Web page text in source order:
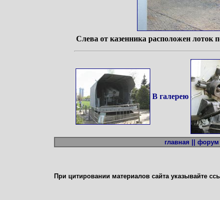
Слева от казенника расположен лоток
В галерею
главная || форум
При цитировании материалов сайта указывайте